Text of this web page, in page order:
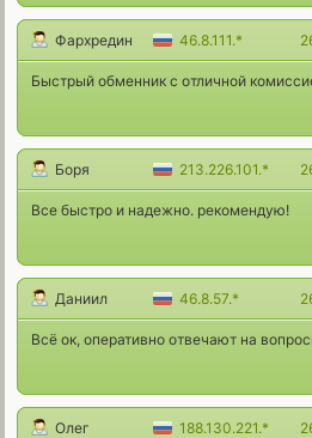
Фархредин 46.8.111.*
Быстрый обменник с отличной
Боря 213.226.101.*
Все быстро и надежно. рекомендую!
Даниил 46.8.57.*
Всё ок, оперативно отвечают на
Олег 188.130.221.*